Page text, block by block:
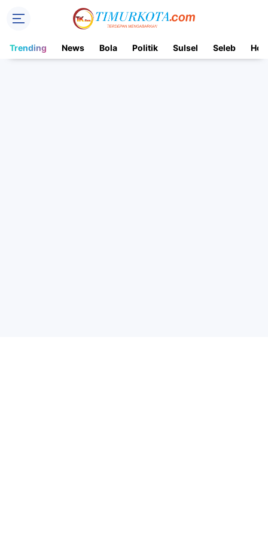
Trending News Bola Politik Sulsel Seleb Hot